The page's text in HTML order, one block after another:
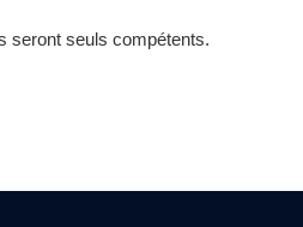
seront seuls compétents.